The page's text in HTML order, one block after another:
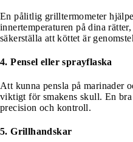
En pålitlig grilltermometer
innertemperaturen på dina
säkerställa att köttet är
4. Pensel eller sprayflaska
Att kunna pensla på marinader
viktigt för smakens skull. En
precision och kontroll.
5. Grillhandskar